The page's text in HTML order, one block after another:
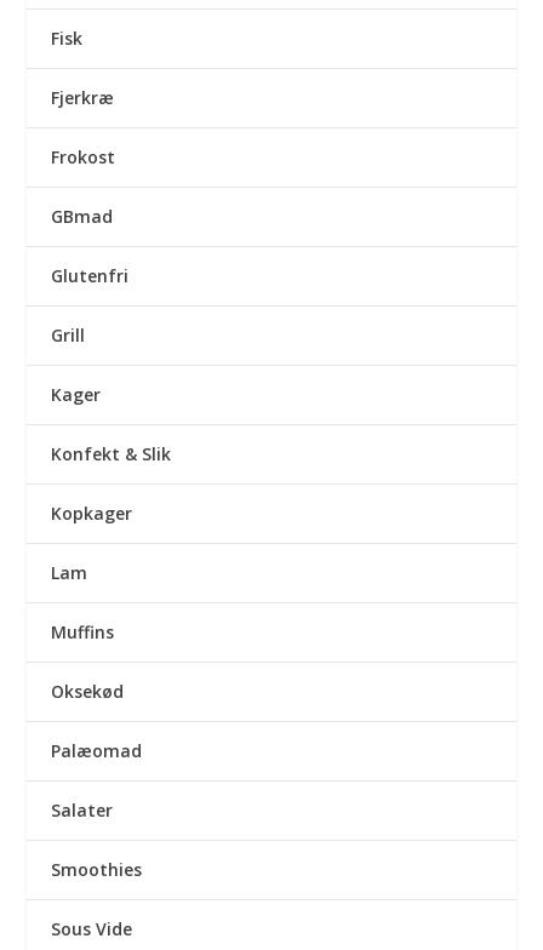
Fisk
Fjerkræ
Frokost
GBmad
Glutenfri
Grill
Kager
Konfekt & Slik
Kopkager
Lam
Muffins
Oksekød
Palæomad
Salater
Smoothies
Sous Vide